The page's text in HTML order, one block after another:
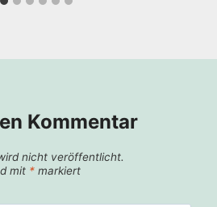
Kommentar
nicht veröffentlicht.
mit * markiert